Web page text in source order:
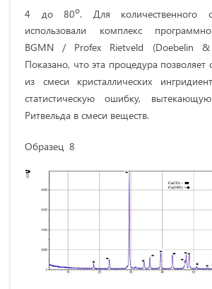
4 до 80о. Для количественного
использовали комплекс
BGMN / Profex Rietveld (Doebelin &
Показано, что эта процедура позволяет
из смеси кристаллических
статистическую ошибку,
Ритвельда в смеси веществ.
Образец 8